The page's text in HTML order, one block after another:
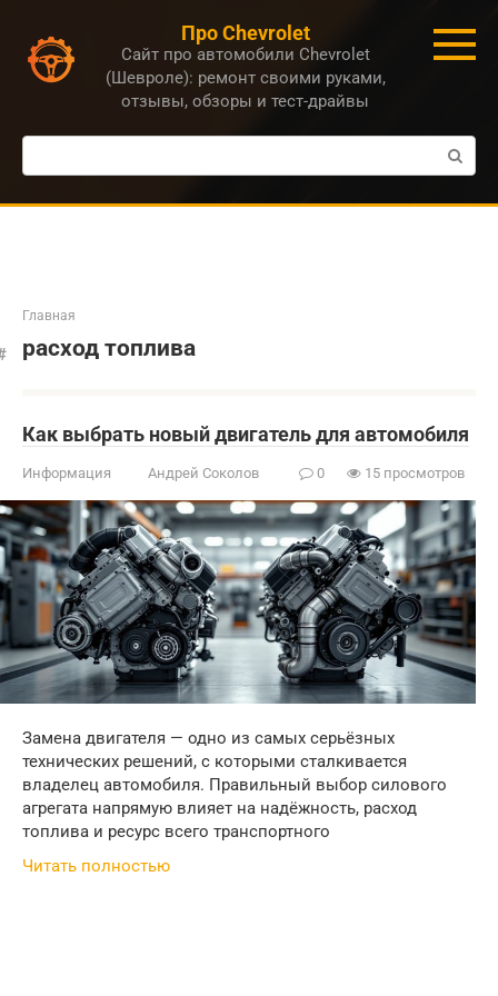
контенту
Про Chevrolet
Сайт про автомобили Chevrolet
(Шевроле): ремонт своими руками,
отзывы, обзоры и тест-драйвы
Поиск:
Главная
расход топлива
Как выбрать новый двигатель для автомобиля
Информация Андрей Соколов 0 15 просмотров
Замена двигателя — одно из самых серьёзных
технических решений, с которыми сталкивается
владелец автомобиля. Правильный выбор силового
агрегата напрямую влияет на надёжность, расход
топлива и ресурс всего транспортного
Читать полностью